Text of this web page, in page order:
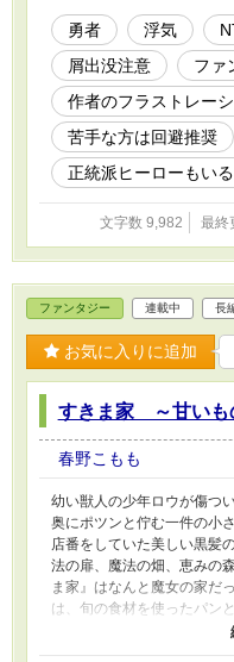
勇者 浮気
屑出没注意
ファ
作者のフラストレー
苦手な方は回避推奨
正統派ヒーローもいる
文字数 9,982 最終
ファンタジー 連載中 長
お気に入りに追加
すきま家 ～甘いも
春野こもも
幼い獣人の少年ロウが傷つ
奥にポツンと佇む一件の小
店番をしていた美しい黒髪
法の扉、魔法の畑、恵みの
ま家』はなんと魔女の家だ
は、旬の食材を使ったパン
く。そして特別なチカラを